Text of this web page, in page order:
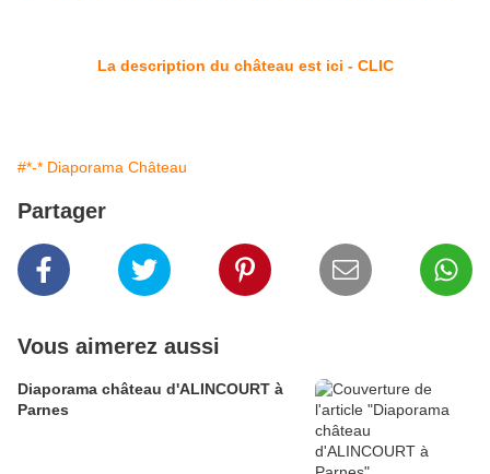
La description du château est ici - CLIC
#*-* Diaporama Château
Partager
Vous aimerez aussi
Diaporama château d'ALINCOURT à
Parnes